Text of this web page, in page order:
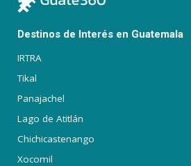
Destinos de Interés en Guatemala
IRTRA
Tikal
Panajachel
Lago de Atitlán
Chichicastenango
Xocomil